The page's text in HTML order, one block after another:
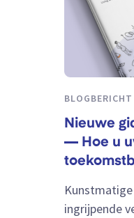
BLOGBERICHT
Nieuwe
— Hoe u
ingrijpende